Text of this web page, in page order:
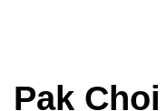
Pak Choi